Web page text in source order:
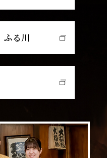
ふる川